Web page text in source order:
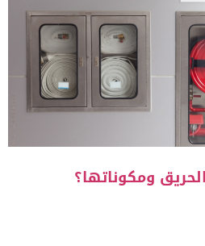
ومكوناتها؟